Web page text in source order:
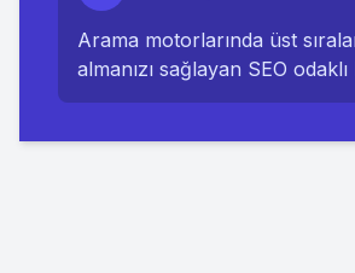
Arama motorlarında üst
almanızı sağlayan SEO